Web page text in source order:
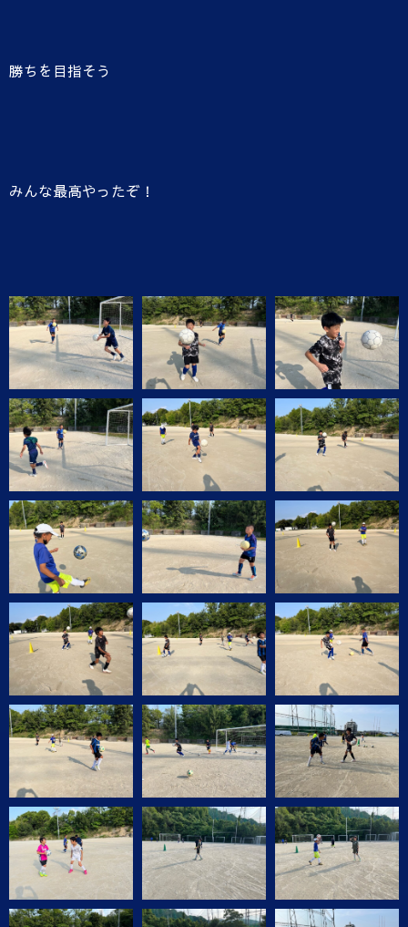
勝ちを目指そう
みんな最高やったぞ！